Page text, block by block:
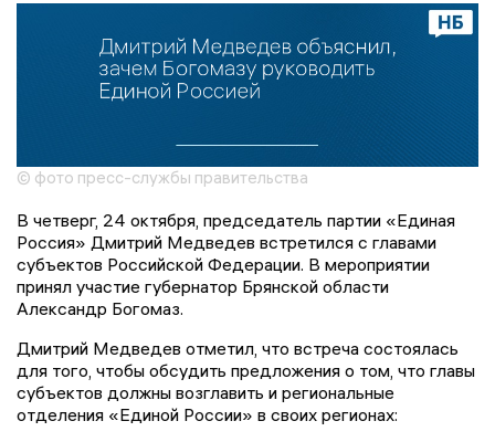
© фото пресс-службы правительства
В четверг, 24 октября, председатель партии «Единая
Россия» Дмитрий Медведев встретился с главами
субъектов Российской Федерации. В мероприятии
принял участие губернатор Брянской области
Александр Богомаз.
Дмитрий Медведев отметил, что встреча состоялась
для того, чтобы обсудить предложения о том, что главы
субъектов должны возглавить и региональные
отделения «Единой России» в своих регионах: